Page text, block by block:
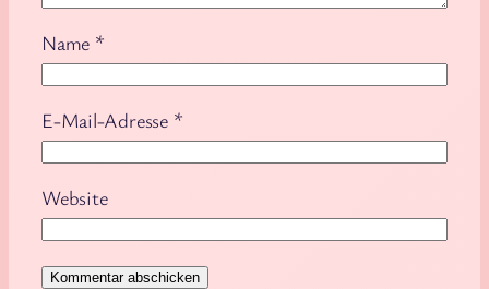
Name *
E-Mail-Adresse *
Website